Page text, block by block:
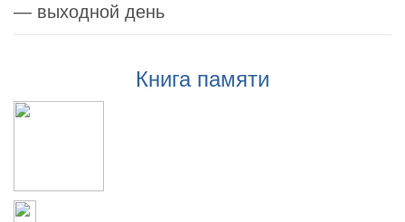
— выходной день
Книга памяти